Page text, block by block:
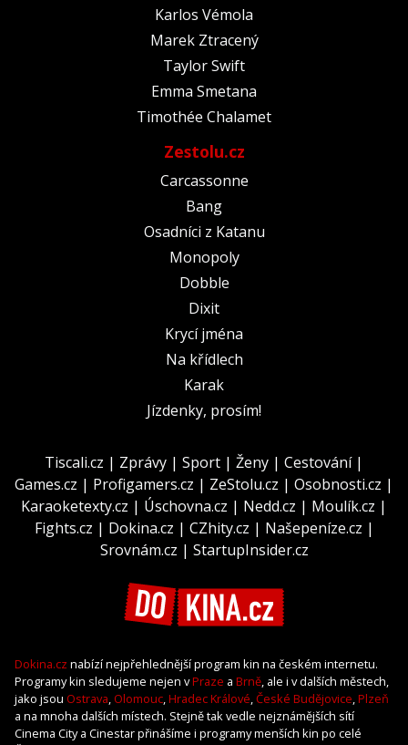
Karlos Vémola
Marek Ztracený
Taylor Swift
Emma Smetana
Timothée Chalamet
Zestolu.cz
Carcassonne
Bang
Osadníci z Katanu
Monopoly
Dobble
Dixit
Krycí jména
Na křídlech
Karak
Jízdenky, prosím!
Tiscali.cz | Zprávy | Sport | Ženy | Cestování|
Games.cz | Profigamers.cz | ZeStolu.cz | Osobnosti.cz |
Karaoketexty.cz | Úschovna.cz | Nedd.cz | Moulík.cz |
Fights.cz | Dokina.cz | CZhity.cz | Našepeníze.cz |
Srovnám.cz | StartupInsider.cz
Dokina.cz nabízí nejpřehlednější program kin na českém internetu.
Programy kin sledujeme nejen vPraze a Brně, ale i v dalších městech,
jako jsou Ostrava, Olomouc,Hradec Králové,České Budějovice,Plzeň
a na mnoha dalších místech. Stejně tak vedle nejznámějších sítí
Cinema City a Cinestar přinášíme i programy menších kin po celé